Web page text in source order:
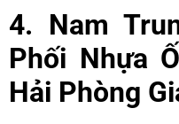
4. Nam
Phối Nhựa
Hải Phòng